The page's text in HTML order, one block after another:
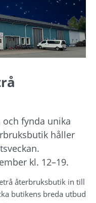
fynda unika
håller
kl. 12–19.
återbruksbutik in till
butikens breda utbud